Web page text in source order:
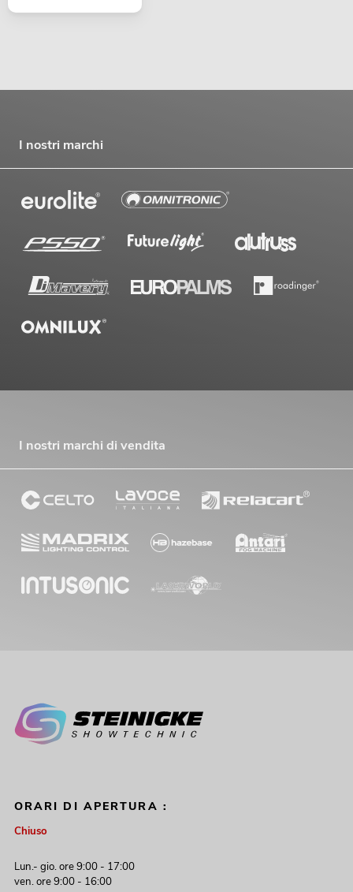
I nostri marchi
I nostri marchi di vendita
ORARI DI APERTURA :
Chiuso
Lun.- gio. ore 9:00 - 17:00
ven. ore 9:00 - 16:00